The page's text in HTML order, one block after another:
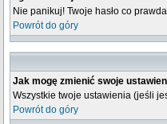
Nie panikuj! Twoje hasło co
Powrót do góry
Jak mogę zmienić swoje
Wszystkie twoje ustawienia (jeśli
Powrót do góry